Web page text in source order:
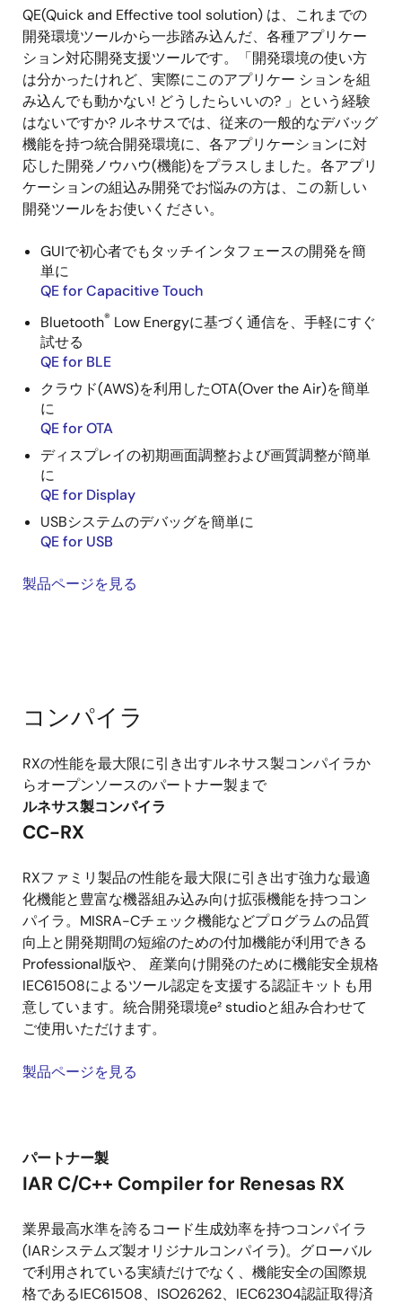
QE(Quick and Effective tool solution) は、これまでの
開発環境ツールから一歩踏み込んだ、各種アプリケー
ション対応開発支援ツールです。「開発環境の使い方
は分かったけれど、実際にこのアプリケー ションを組
み込んでも動かない! どうしたらいいの? 」という経験
はないですか? ルネサスでは、従来の一般的なデバッグ
機能を持つ統合開発環境に、各アプリケーションに対
応した開発ノウハウ(機能)をプラスしました。各アプリ
ケーションの組込み開発でお悩みの方は、この新しい
開発ツールをお使いください。
GUIで初心者でもタッチインタフェースの開発を簡
単に
QE for Capacitive Touch
Bluetooth® Low Energyに基づく通信を、手軽にすぐ
試せる
QE for BLE
クラウド(AWS)を利用したOTA(Over the Air)を簡単
に
QE for OTA
ディスプレイの初期画面調整および画質調整が簡単
に
QE for Display
USBシステムのデバッグを簡単に
QE for USB
製品ページを見る
コンパイラ
RXの性能を最大限に引き出すルネサス製コンパイラか
らオープンソースのパートナー製まで
ルネサス製コンパイラ
CC-RX
RXファミリ製品の性能を最大限に引き出す強力な最適
化機能と豊富な機器組み込み向け拡張機能を持つコン
パイラ。MISRA-Cチェック機能などプログラムの品質
向上と開発期間の短縮のための付加機能が利用できる
Professional版や、 産業向け開発のために機能安全規格
IEC61508によるツール認定を支援する認証キットも用
意しています。統合開発環境e² studioと組み合わせて
ご使用いただけます。
製品ページを見る
パートナー製
IAR C/C++ Compiler for Renesas RX
業界最高水準を誇るコード生成効率を持つコンパイラ
(IARシステムズ製オリジナルコンパイラ)。グローバル
で利用されている実績だけでなく、機能安全の国際規
格であるIEC61508、ISO26262、IEC62304認証取得済